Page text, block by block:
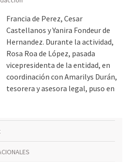
Francia de Perez, Cesar
Castellanos y Yanira Fondeur de
Hernandez. Durante la actividad,
Rosa Roa de López, pasada
vicepresidenta de la entidad, en
coordinación con Amarilys Durán,
tesorera y asesora legal, puso en